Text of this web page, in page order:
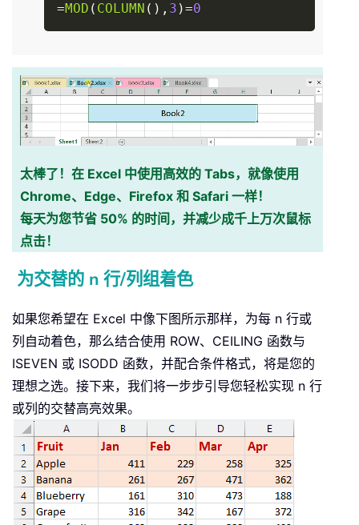
=MOD ( COLUMN ( ) , 3 )=0
太棒了！在 Excel 中使用高效的 Tabs，就像使用
Chrome、Edge、Firefox 和 Safari 一样！
每天为您节省 50% 的时间，并减少成千上万次鼠标
点击！
为交替的 n 行/列组着色
如果您希望在 Excel 中像下图所示那样，为每 n 行或
列自动着色，那么结合使用 ROW、CEILING 函数与
ISEVEN 或 ISODD 函数，并配合条件格式，将是您的
理想之选。接下来，我们将一步步引导您轻松实现 n 行
或列的交替高亮效果。